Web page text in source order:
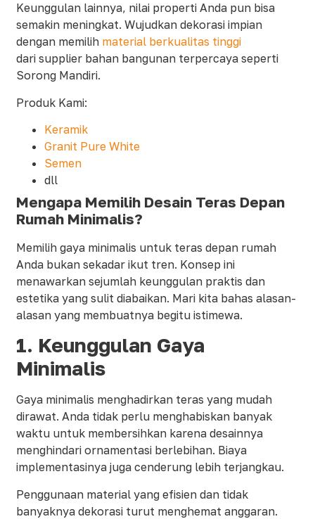
Keunggulan lainnya, nilai properti Anda pun bisa
semakin meningkat. Wujudkan dekorasi impian
dengan memilih material berkualitas tinggi
dari supplier bahan bangunan terpercaya seperti
Sorong Mandiri.
Produk Kami:
Keramik
Granit Pure White
Semen
dll
Mengapa Memilih Desain Teras Depan
Rumah Minimalis?
Memilih gaya minimalis untuk teras depan rumah
Anda bukan sekadar ikut tren. Konsep ini
menawarkan sejumlah keunggulan praktis dan
estetika yang sulit diabaikan. Mari kita bahas alasan-
alasan yang membuatnya begitu istimewa.
1. Keunggulan Gaya
Minimalis
Gaya minimalis menghadirkan teras yang mudah
dirawat. Anda tidak perlu menghabiskan banyak
waktu untuk membersihkan karena desainnya
menghindari ornamentasi berlebihan. Biaya
implementasinya juga cenderung lebih terjangkau.
Penggunaan material yang efisien dan tidak
banyaknya dekorasi turut menghemat anggaran.